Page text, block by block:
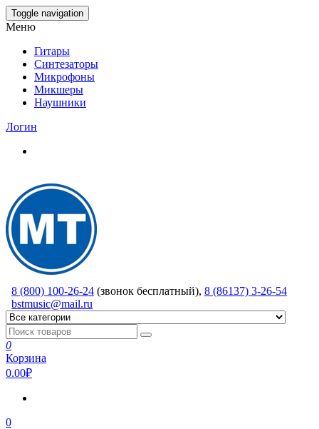
Skip
to
content
Toggle navigation
Меню
Гитары
Синтезаторы
Микрофоны
Микшеры
Наушники
Логин
8 (800) 100-26-24 (звонок бесплатный), 8 (86137) 3-26-54
bstmusic@mail.ru
0
Корзина
0.00₽
0